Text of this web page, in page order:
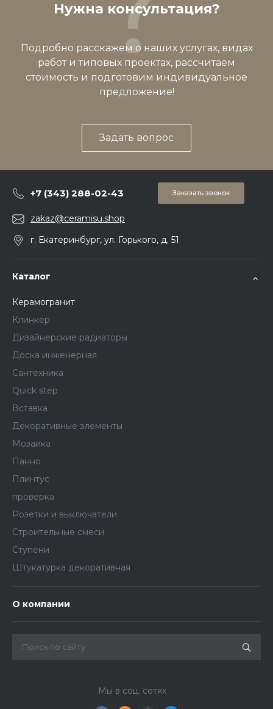
Нужна консультация?
Подробно расскажем о наших услугах, видах
работ и типовых проектах, рассчитаем
стоимость и подготовим индивидуальное
предложение!
Задать вопрос
+7 (343) 288-02-43 Заказать звонок
zakaz@ceramisu.shop
г. Екатеринбург, ул. Горького, д. 51
Каталог
Керамогранит
Клинкер
Дизайнерские радиаторы
Доска инженерная
Сантехника
Quick step
Вставка
Декоративные элементы
Мозаика
Панно
Плинтус
проверка
Розетки и выключатели
Строительные смеси
Ступени
Штукатурка декоративная
О компании
Мы в соц. сетях